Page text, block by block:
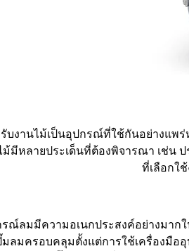
บงานไม้เป็นอุปกรณ์ที่ใช้กันอย่างแพร่
ม้มีหลายประเด็นที่ต้องพิจารณา เช่น
ที่เลือกใ
ณ์ลมมีความอเนกประสงค์อย่างมากใ
มลมครอบคลุมตั้งแต่การใช้เครื่องมื